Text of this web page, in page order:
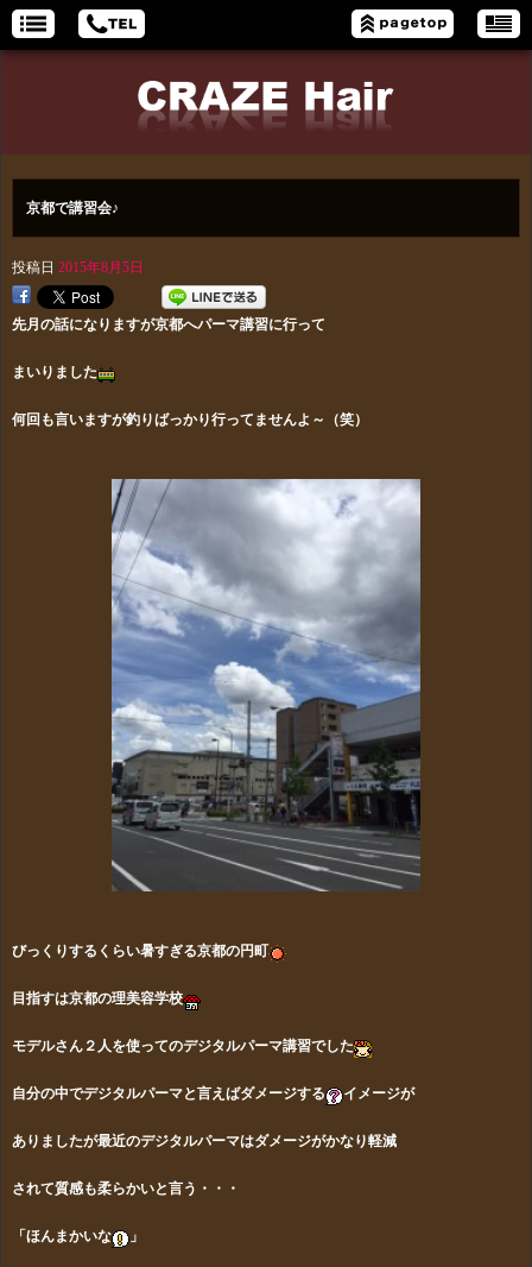
京都で講習会♪
投稿日 2015年8月5日
先月の話になりますが京都へパーマ講習に行って
まいりました
何回も言いますが釣りばっかり行ってませんよ～（笑）
びっくりするくらい暑すぎる京都の円町
目指すは京都の理美容学校
モデルさん２人を使ってのデジタルパーマ講習でした
自分の中でデジタルパーマと言えばダメージする イメージが
ありましたが最近のデジタルパーマはダメージがかなり軽減
されて質感も柔らかいと言う・・・
「ほんまかいな 」